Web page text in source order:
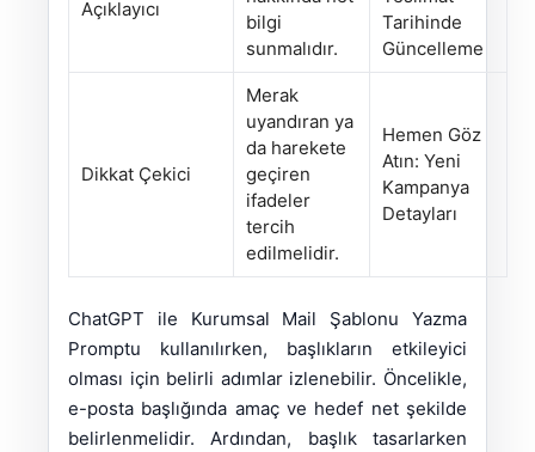
Açıklayıcı
bilgi
sunmalıdır.
Tarihinde
Güncelleme
Dikkat Çekici
Merak
uyandıran ya
da harekete
geçiren
ifadeler
tercih
edilmelidir.
Hemen Göz
Atın: Yeni
Kampanya
Detayları
ChatGPT ile Kurumsal Mail Şablonu Yazma
Promptu kullanılırken, başlıkların etkileyici
olması için belirli adımlar izlenebilir. Öncelikle,
e-posta başlığında amaç ve hedef net şekilde
belirlenmelidir. Ardından, başlık tasarlarken